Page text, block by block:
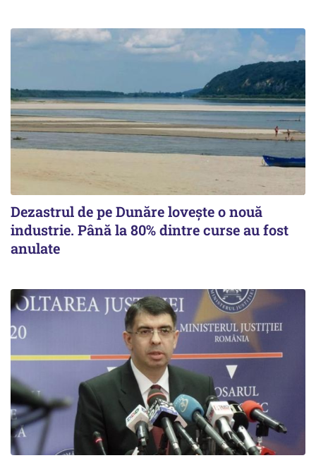
Dezastrul de pe Dunăre lovește o nouă
industrie. Până la 80% dintre curse au fost
anulate